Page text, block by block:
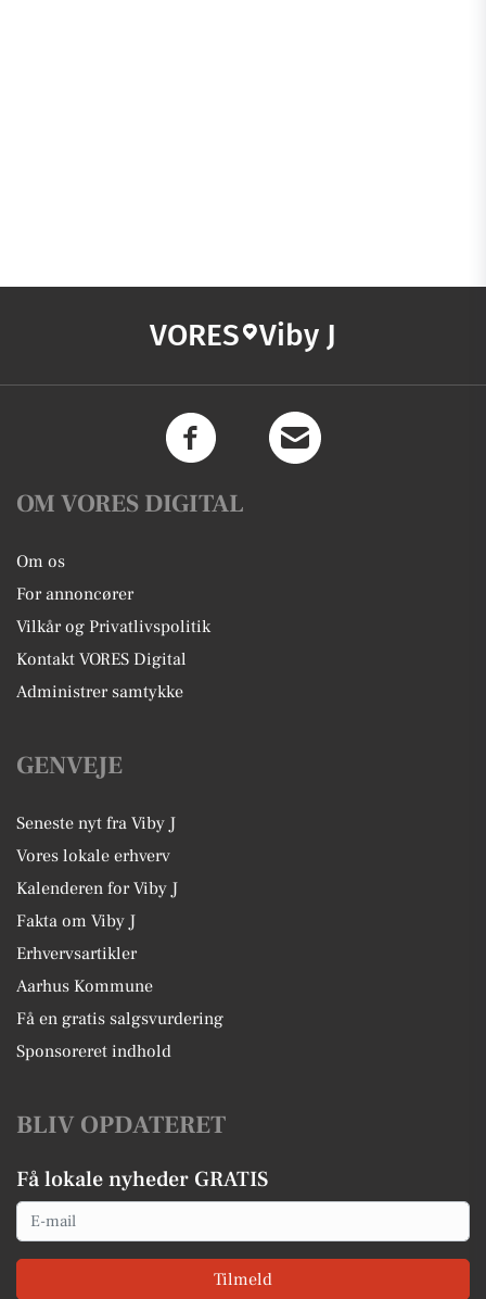
VORES Viby J
OM VORES DIGITAL
Om os
For annoncører
Vilkår og Privatlivspolitik
Kontakt VORES Digital
Administrer samtykke
GENVEJE
Seneste nyt fra Viby J
Vores lokale erhverv
Kalenderen for Viby J
Fakta om Viby J
Erhvervsartikler
Aarhus Kommune
Få en gratis salgsvurdering
Sponsoreret indhold
BLIV OPDATERET
Få lokale nyheder GRATIS
Email
Tilmeld